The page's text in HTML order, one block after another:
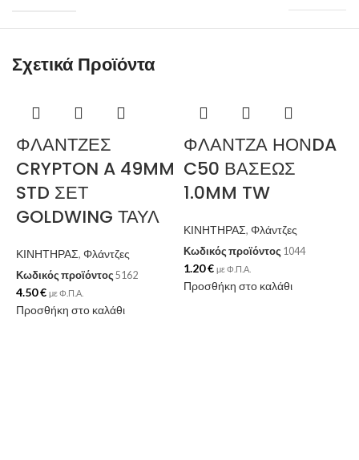
Σχετικά Προϊόντα
ΦΛΑΝΤΖΕΣ
CRYPTON A 49MM
STD ΣΕΤ
GOLDWING ΤΑΥΛ
ΚΙΝΗΤΗΡΑΣ, Φλάντζες
Κωδικός προϊόντος 5162
4.50€ με Φ.Π.Α.
Προσθήκη στο καλάθι
ΦΛΑΝΤΖΑ ΗΟΝDA
C50 ΒΑΣΕΩΣ
1.0MM TW
ΚΙΝΗΤΗΡΑΣ, Φλάντζες
Κωδικός προϊόντος 1044
1.20€ με Φ.Π.Α.
Προσθήκη στο καλάθι